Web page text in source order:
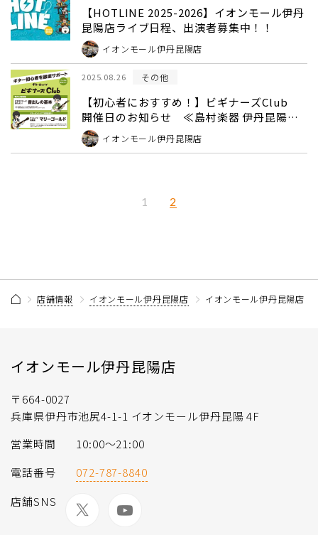
【HOTLINE 2025-2026】イオンモール伊丹
昆陽店ライブ日程、出演者募集中！！
イオンモール伊丹昆陽店
2025.08.26 その他
【初心者におすすめ！】ビギナーズClub
開催日のお知らせ ≪島村楽器 伊丹昆陽店
≫
イオンモール伊丹昆陽店
1 2
店舗情報 イオンモール伊丹昆陽店 イオンモール伊丹昆陽店
イオンモール伊丹昆陽店
〒664-0027
兵庫県伊丹市池尻4-1-1 イオンモール伊丹昆陽 4F
営業時間
10:00～21:00
電話番号
072-787-8840
店舗SNS